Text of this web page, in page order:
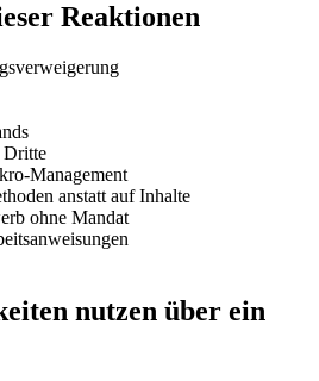
Reaktionen
Dritte
Management
anstatt auf Inhalte
ohne Mandat
nutzen über ein